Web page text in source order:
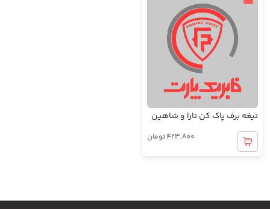
تیغه برف پاک کن تارا و شاهین
423,800تومان